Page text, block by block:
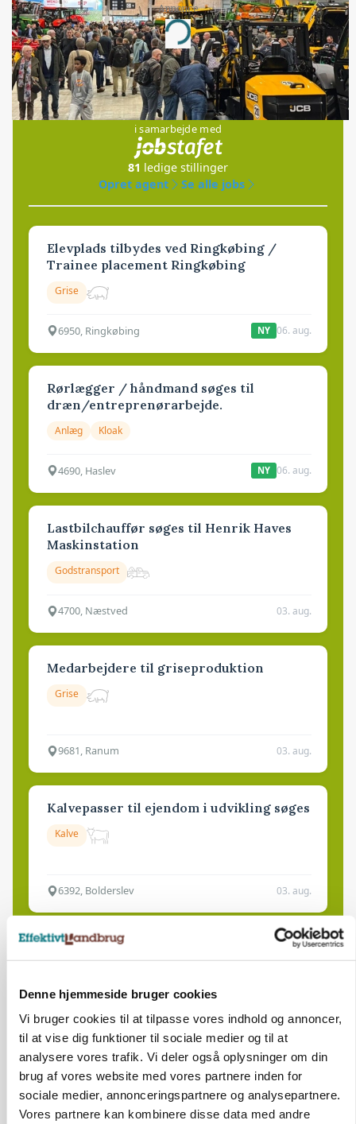
Denne hjemmeside bruger cookies
Vi bruger cookies til at tilpasse vores indhold og annoncer,
til at vise dig funktioner til sociale medier og til at
analysere vores trafik. Vi deler også oplysninger om din
brug af vores website med vores partnere inden for
sociale medier, annonceringspartnere og analysepartnere.
Vores partnere kan kombinere disse data med andre
Annonce
Loading...
Jobs
i samarbejde med
81 ledige stillinger
Opret agent
Se alle jobs
Elevplads tilbydes ved Ringkøbing /
Trainee placement Ringkøbing
Grise
6950, Ringkøbing NY 06. aug.
Rørlægger / håndmand søges til
dræn/entreprenørarbejde.
Anlæg Kloak
4690, Haslev NY 06. aug.
Lastbilchauffør søges til Henrik Haves
Maskinstation
Godstransport
4700, Næstved 03. aug.
Medarbejdere til griseproduktion
Grise
9681, Ranum 03. aug.
Kalvepasser til ejendom i udvikling søges
Kalve
6392, Bolderslev 03. aug.
Leder til klimastald
9670, Løgstør